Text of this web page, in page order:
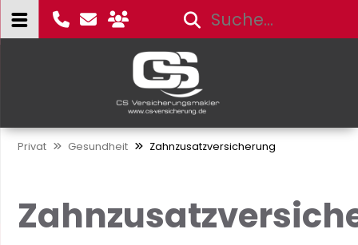
Privat Gesundheit Zahnzusatzversicherung